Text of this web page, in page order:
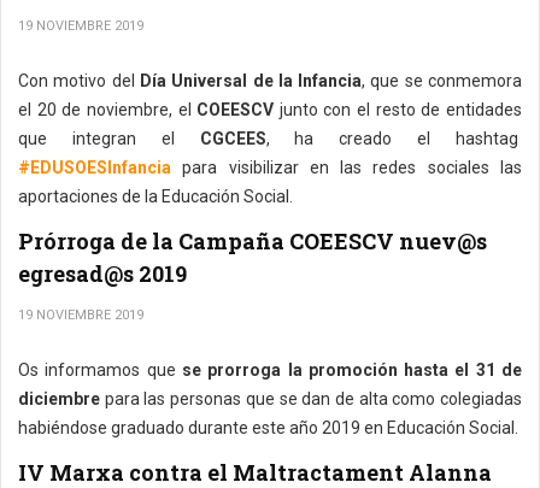
19 NOVIEMBRE 2019
Con motivo del Día Universal de la Infancia, que se conmemora
el 20 de noviembre, el COEESCV junto con el resto de entidades
que integran el CGCEES, ha creado el hashtag
#EDUSOESInfancia para visibilizar en las redes sociales las
aportaciones de la Educación Social.
Prórroga de la Campaña COEESCV nuev@s
egresad@s 2019
19 NOVIEMBRE 2019
Os informamos que se prorroga la promoción hasta el 31 de
diciembre para las personas que se dan de alta como colegiadas
habiéndose graduado durante este año 2019 en Educación Social.
IV Marxa contra el Maltractament Alanna